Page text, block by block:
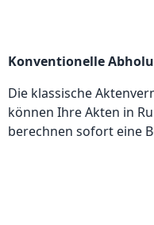
Konventionelle
Die klassische
können Ihre Akten in
berechnen sofort eine